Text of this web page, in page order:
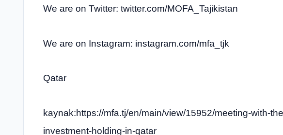
We are on Twitter: twitter.com/MOFA_Tajikistan
We are on Instagram: instagram.com/mfa_tjk
Qatar
kaynak:https://mfa.tj/en/main/view/15952/meeting-with-
investment-holding-in-qatar